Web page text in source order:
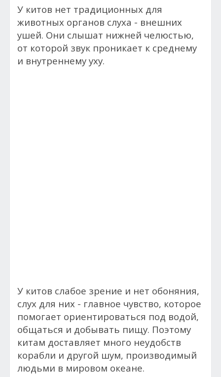
У китов нет традиционных для
животных органов слуха - внешних
ушей. Они слышат нижней челюстью,
от которой звук проникает к среднему
и внутреннему уху.
У китов слабое зрение и нет обоняния,
слух для них - главное чувство, которое
помогает ориентироваться под водой,
общаться и добывать пищу. Поэтому
китам доставляет много неудобств
корабли и другой шум, производимый
людьми в мировом океане.